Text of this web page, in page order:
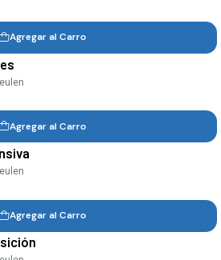
Agregar al Carro
Agregar al Carro
Agregar al Carro